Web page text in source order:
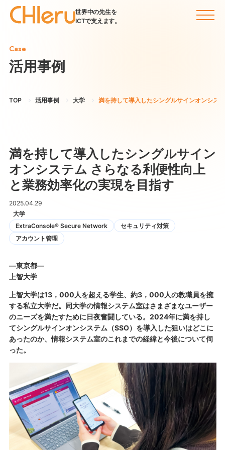
世界中の先生を
ICTで支えます。
Case
活用事例
TOP 活用事例 大学 満を持して導入したシングルサインオンシス
満を持して導入したシングルサイン
オンシステム さらなる利便性向上
と業務効率化の実現を目指す
2025.04.29
大学
ExtraConsole® Secure Network
セキュリティ対策
アカウント管理
―東京都―
上智大学
上智大学は13，000人を超える学生、約3，000人の教職員を擁
する私立大学だ。同大学の情報システム室はさまざまなユーザー
のニーズを満たすために日夜奮闘している。2024年に満を持し
てシングルサインオンシステム（SSO）を導入した狙いはどこに
あったのか、情報システム室のこれまでの経緯と今後について伺
った。